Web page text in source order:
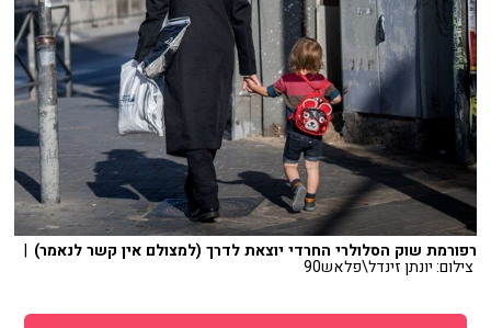
רפורמת שוק הסלולרי החרדי יוצאת לדרך (למצולם אין קשר לנאמר) |
צילום: יונתן זינדל\פלאש90